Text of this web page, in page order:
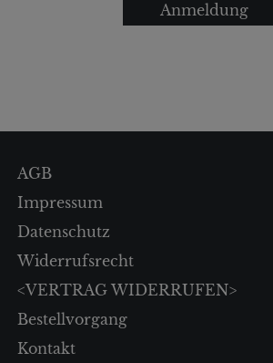
Anmeldung
AGB
Impressum
Datenschutz
Widerrufsrecht
<VERTRAG WIDERRUFEN>
Bestellvorgang
Kontakt